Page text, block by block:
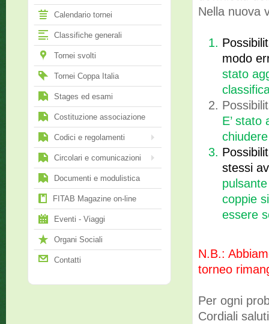
Calendario tornei
Classifiche generali
Tornei svolti
Tornei Coppa Italia
Stages ed esami
Costituzione associazione
Codici e regolamenti
Circolari e comunicazioni
Documenti e modulistica
FITAB Magazine on-line
Eventi - Viaggi
Organi Sociali
Contatti
Nella nuova
modo
stato
E’
stessi
coppie
essere
N.B.:
torneo
Per ogni
Cordiali saluti